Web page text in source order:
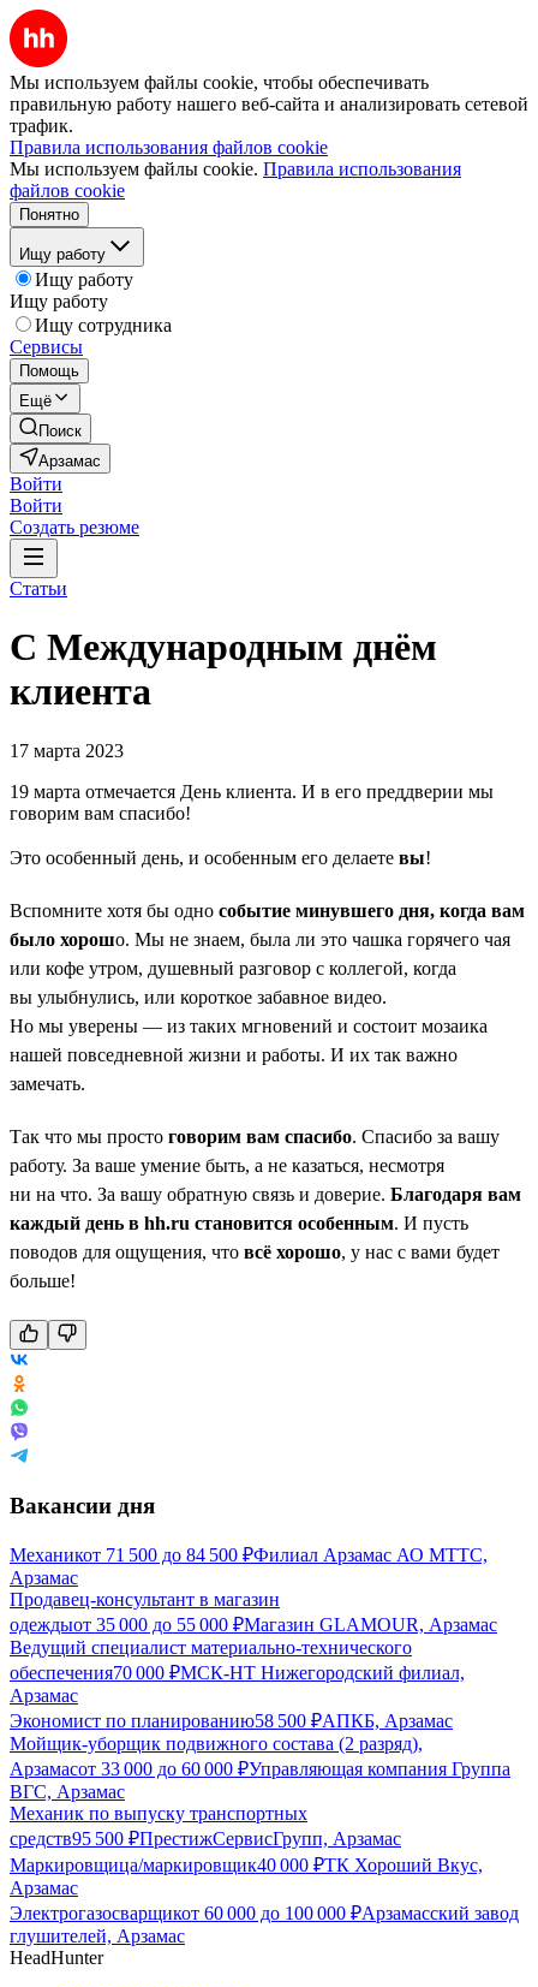
Мы используем файлы cookie, чтобы обеспечивать
правильную работу нашего веб-сайта и анализировать сетевой
трафик.
Правила использования файлов cookie
Мы используем файлы cookie. Правила использования
файлов cookie
Понятно
Ищу работу
Ищу работу
Ищу работу
Ищу сотрудника
Сервисы
Помощь
Ещё
Поиск
Арзамас
Войти
Войти
Создать резюме
Статьи
С Международным днём
клиента
17 марта 2023
19 марта отмечается День клиента. И в его преддверии мы
говорим вам спасибо!
Это особенный день, и особенным его делаете вы!
Вспомните хотя бы одно событие минувшего дня, когда вам
было хорошо. Мы не знаем, была ли это чашка горячего чая
или кофе утром, душевный разговор с коллегой, когда
вы улыбнулись, или короткое забавное видео.
Но мы уверены — из таких мгновений и состоит мозаика
нашей повседневной жизни и работы. И их так важно
замечать.
Так что мы просто говорим вам спасибо. Спасибо за вашу
работу. За ваше умение быть, а не казаться, несмотря
ни на что. За вашу обратную связь и доверие. Благодаря вам
каждый день в hh.ru становится особенным. И пусть
поводов для ощущения, что всё хорошо, у нас с вами будет
больше!
Вакансии дня
Механикот 71 500 до 84 500 ₽Филиал Арзамас АО МТТС,
Арзамас
Продавец-консультант в магазин
одеждыот 35 000 до 55 000 ₽Магазин GLAMOUR, Арзамас
Ведущий специалист материально-технического
обеспечения70 000 ₽МСК-НТ Нижегородский филиал,
Арзамас
Экономист по планированию58 500 ₽АПКБ, Арзамас
Мойщик-уборщик подвижного состава (2 разряд),
Арзамасот 33 000 до 60 000 ₽Управляющая компания Группа
ВГС, Арзамас
Механик по выпуску транспортных
средств95 500 ₽ПрестижСервисГрупп, Арзамас
Маркировщица/маркировщик40 000 ₽ТК Хороший Вкус,
Арзамас
Электрогазосварщикот 60 000 до 100 000 ₽Арзамасский завод
глушителей, Арзамас
HeadHunter